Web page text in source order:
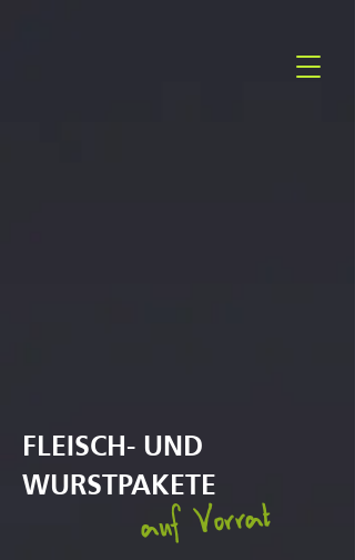
FLEISCH- UND
WURSTPAKETE
auf Vorrat